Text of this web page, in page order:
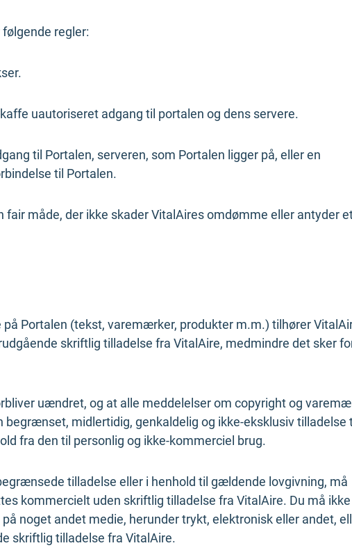
regler:
uautoriseret adgang til portalen og dens servere.
til Portalen, serveren, som Portalen ligger på, eller en
til Portalen.
måde, der ikke skader VitalAires omdømme eller antyder
Portalen (tekst, varemærker, produkter m.m.) tilhører
skriftlig tilladelse fra VitalAire, medmindre det sker
uændret, og at alle meddelelser om copyright og
midlertidig, genkaldelig og ikke-eksklusiv tilladelse
fra den til personlig og ikke-kommerciel brug.
tilladelse eller i henhold til gældende lovgivning, må
kommercielt uden skriftlig tilladelse fra VitalAire. Du må ikke
noget andet medie, herunder trykt, elektronisk eller andet,
skriftlig tilladelse fra VitalAire.